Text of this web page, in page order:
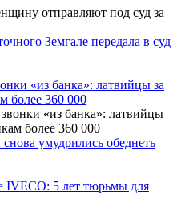
Земгале передала в суд
«из банка»: латвийцы за
более 360 000
умудрились обеднеть
IVECO: 5 лет тюрьмы для